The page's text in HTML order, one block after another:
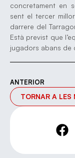
concretament en
sent el tercer
darrere del
Està previst que
jugadors abans de
ANTERIOR
TORNAR A LES